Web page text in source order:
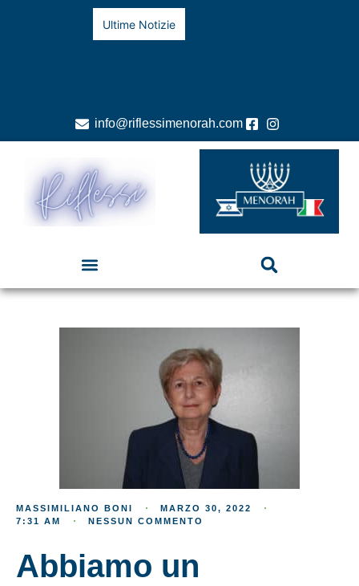
Ultime Notizie
info@riflessimenorah.com
MASSIMILIANO BONI
MARZO 30, 2022
7:31 AM
NESSUN COMMENTO
Abbiamo un